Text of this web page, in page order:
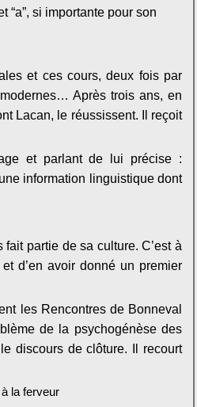
“a”, si importante pour son
et ces cours, deux fois par
Après trois ans, en
Lacan, le réussissent. Il reçoit
et parlant de lui précise :
information linguistique dont
partie de sa culture. C’est à
d’en avoir donné un premier
les Rencontres de Bonneval
de la psychogénèse des
discours de clôture. Il recourt
la ferveur